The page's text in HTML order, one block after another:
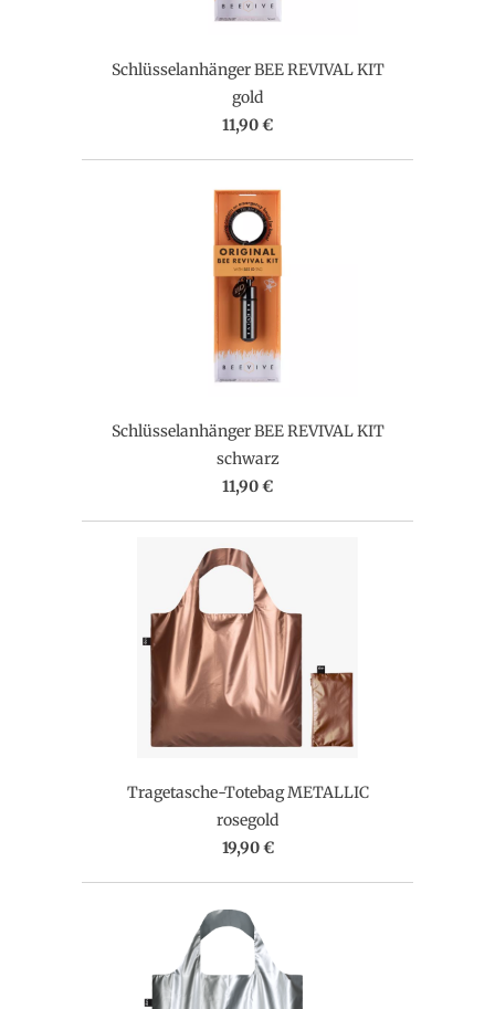
Schlüsselanhänger BEE REVIVAL KIT
gold
11,90 €
Schlüsselanhänger BEE REVIVAL KIT
schwarz
11,90 €
Tragetasche-Totebag METALLIC
rosegold
19,90 €